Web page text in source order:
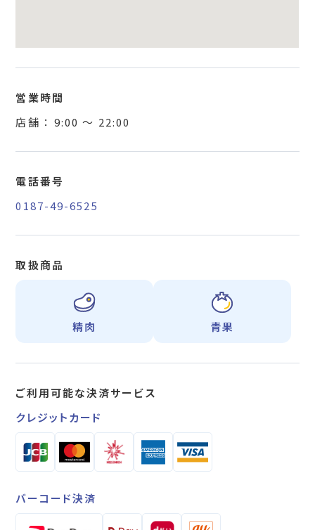
営業時間
店舗 ： 9:00 〜 22:00
電話番号
0187-49-6525
取扱商品
精肉 青果
ご利用可能な決済サービス
クレジットカード
バーコード決済